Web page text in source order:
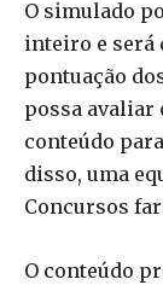
O simulado
inteiro e será
pontuação
possa avaliar
conteúdo
disso, uma
Concursos
O conteúdo